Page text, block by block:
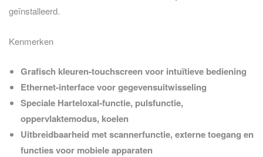
geïnstalleerd.
Kenmerken
Grafisch kleuren-touchscreen voor intuïtieve bediening
Ethernet-interface voor gegevensuitwisseling
Speciale Harteloxal-functie, pulsfunctie,
oppervlaktemodus, koelen
Uitbreidbaarheid met scannerfunctie, externe toegang en
functies voor mobiele apparaten